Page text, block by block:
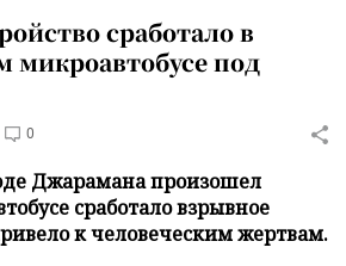
сработало в
микроавтобусе под
0
Джарамана произошел
сработало взрывное
к человеческим жертвам.